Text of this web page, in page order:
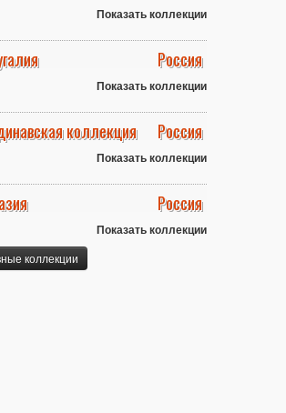
Показать коллекции
Россия
Показать коллекции
коллекция Россия
Показать коллекции
Россия
Показать коллекции
коллекции